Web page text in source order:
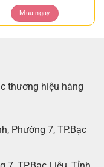
Mua ngay
thương hiệu hàng
Phường 7, TP.Bạc